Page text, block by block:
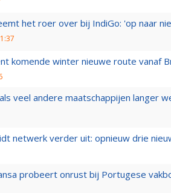
het roer over bij IndiGo: 'op naar
komende winter nieuwe route vanaf
veel andere maatschappijen langer
netwerk verder uit: opnieuw drie
probeert onrust bij Portugese